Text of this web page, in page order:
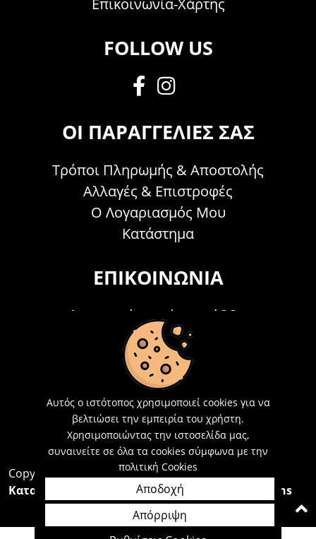
Επικοινωνία-Χάρτης
FOLLOW US
ΟΙ ΠΑΡΑΓΓΕΛΊΕΣ ΣΑΣ
Τρόποι Πληρωμής & Αποστολής
Αλλαγές & Επιστροφές
Ο Λογαριασμός Μου
Κατάστημα
ΕΠΙΚΟΙΝΩΝΊΑ
Τηλεφωνικά Δευτέρα - Σάββατο
09:00 - 15:00
Τ: 26214 00104
info@acosmetics.gr
Copyright 2026,
Acosmetics Αθανασόπουλος
Κατασκευή Ιστοσελίδων Interactive Net Solutions
Αυτός ο ιστότοπος χρησιμοποιεί cookies για να
βελτιώσει την εμπειρία του χρήστη.
Χρησιμοποιώντας την ιστοσελίδα μας,
συναινείτε σε όλα τα cookies σύμφωνα με την
πολιτική Cookies
Αποδοχή
Απόρριψη